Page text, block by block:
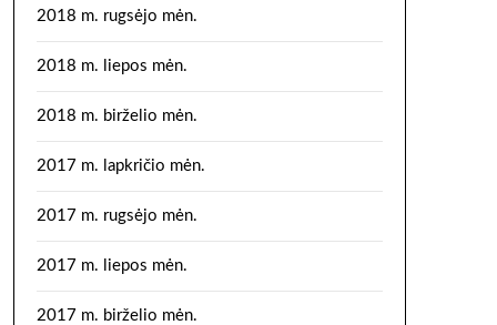
2018 m. rugsėjo mėn.
2018 m. liepos mėn.
2018 m. birželio mėn.
2017 m. lapkričio mėn.
2017 m. rugsėjo mėn.
2017 m. liepos mėn.
2017 m. birželio mėn.